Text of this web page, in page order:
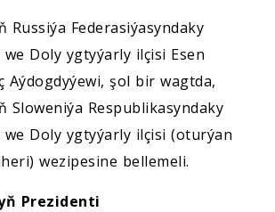
Russiýa Federasiýasyndaky
Doly ygtyýarly ilçisi Esen
Aýdogdyýewi, şol bir wagtda,
Sloweniýa Respublikasyndaky
we Doly ygtyýarly ilçisi (oturýan
wezipesine bellemeli.
Prezidenti